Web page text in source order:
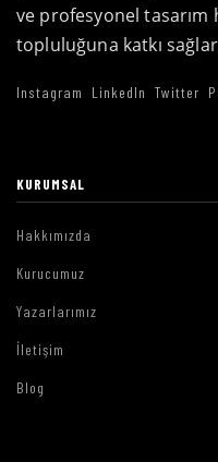
ve profesyonel tasarım
topluluğuna katkı
Instagram LinkedIn Twitter
KURUMSAL
Hakkımızda
Kurucumuz
Yazarlarımız
İletişim
Blog